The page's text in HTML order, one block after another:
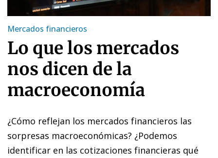
Mercados financieros
Lo que los mercados
nos dicen de la
macroeconomía
¿Cómo reflejan los mercados financieros las
sorpresas macroeconómicas? ¿Podemos
identificar en las cotizaciones financieras qué